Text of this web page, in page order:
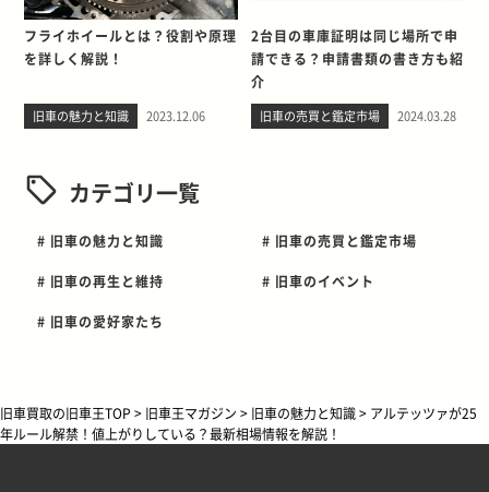
フライホイールとは？役割や原理
を詳しく解説！
旧車の魅力と知識 2023.12.06
2台目の車庫証明は同じ場所で申
請できる？申請書類の書き方も紹
介
旧車の売買と鑑定市場 2024.03.28
カテゴリ一覧
# 旧車の魅力と知識 # 旧車の売買と鑑定市場
# 旧車の再生と維持 # 旧車のイベント
# 旧車の愛好家たち
旧車買取の旧車王TOP > 旧車王マガジン > 旧車の魅力と知識> アルテッツァが25
年ルール解禁！値上がりしている？最新相場情報を解説！